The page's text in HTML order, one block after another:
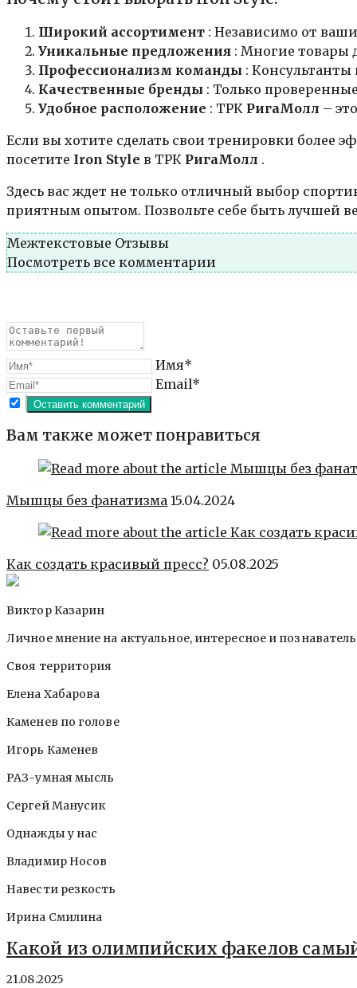
Широкий ассортимент : Независимо от
Уникальные предложения : Многие товары
Профессионализм команды :
Качественные бренды : Только
Удобное расположение : ТРК РигаМолл –
Если вы хотите сделать свои тренировки более
посетите Iron Style в ТРК РигаМолл .
Здесь вас ждет не только отличный выбор
приятным опытом. Позвольте себе быть лучшей
Межтекстовые Отзывы
Посмотреть все комментарии
Имя*
Email*
Вам также может понравиться
Мышцы без фанатизма 15.04.2024
Как создать красивый пресс? 05.08.2025
Виктор Казарин
Личное мнение на актуальное, интересное и
Своя территория
Елена Хабарова
Каменев по голове
Игорь Каменев
РАЗ-умная мысль
Сергей Манусик
Однажды у нас
Владимир Носов
Навести резкость
Ирина Смилина
Какой из олимпийских факелов
21.08.2025